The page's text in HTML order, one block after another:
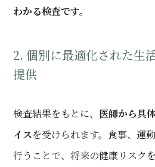
わかる検査です。
2. 個別に最適化された生
提供
検査結果をもとに、 医師から具
イスを受けられます。食事、運
行うことで、将来の健康リスク